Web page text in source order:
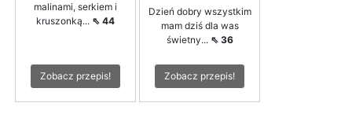
malinami, serkiem i
kruszonką... ⇖ 44
Zobacz przepis!
Dzień dobry wszystkim
mam dziś dla was
świetny... ⇖ 36
Zobacz przepis!